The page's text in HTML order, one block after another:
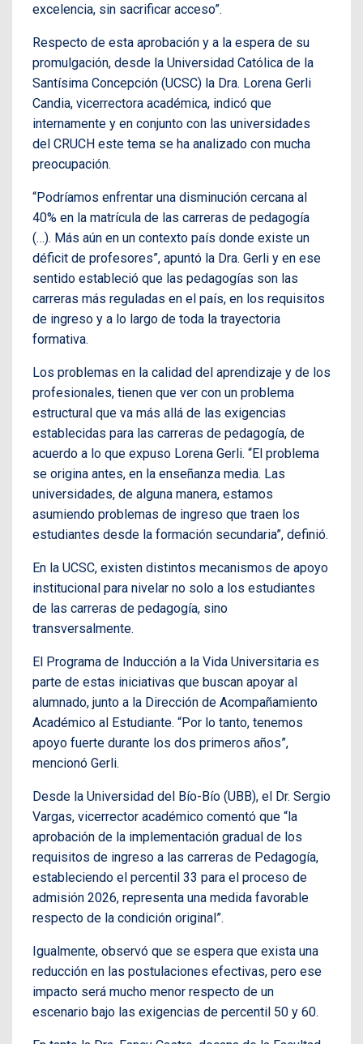
excelencia, sin sacrificar acceso”.
Respecto de esta aprobación y a la espera de su
promulgación, desde la Universidad Católica de la
Santísima Concepción (UCSC) la Dra. Lorena Gerli
Candia, vicerrectora académica, indicó que
internamente y en conjunto con las universidades
del CRUCH este tema se ha analizado con mucha
preocupación.
“Podríamos enfrentar una disminución cercana al
40% en la matrícula de las carreras de pedagogía
(…). Más aún en un contexto país donde existe un
déficit de profesores”, apuntó la Dra. Gerli y en ese
sentido estableció que las pedagogías son las
carreras más reguladas en el país, en los requisitos
de ingreso y a lo largo de toda la trayectoria
formativa.
Los problemas en la calidad del aprendizaje y de los
profesionales, tienen que ver con un problema
estructural que va más allá de las exigencias
establecidas para las carreras de pedagogía, de
acuerdo a lo que expuso Lorena Gerli. “El problema
se origina antes, en la enseñanza media. Las
universidades, de alguna manera, estamos
asumiendo problemas de ingreso que traen los
estudiantes desde la formación secundaria”, definió.
En la UCSC, existen distintos mecanismos de apoyo
institucional para nivelar no solo a los estudiantes
de las carreras de pedagogía, sino
transversalmente.
El Programa de Inducción a la Vida Universitaria es
parte de estas iniciativas que buscan apoyar al
alumnado, junto a la Dirección de Acompañamiento
Académico al Estudiante. “Por lo tanto, tenemos
apoyo fuerte durante los dos primeros años”,
mencionó Gerli.
Desde la Universidad del Bío-Bío (UBB), el Dr. Sergio
Vargas, vicerrector académico comentó que “la
aprobación de la implementación gradual de los
requisitos de ingreso a las carreras de Pedagogía,
estableciendo el percentil 33 para el proceso de
admisión 2026, representa una medida favorable
respecto de la condición original”.
Igualmente, observó que se espera que exista una
reducción en las postulaciones efectivas, pero ese
impacto será mucho menor respecto de un
escenario bajo las exigencias de percentil 50 y 60.